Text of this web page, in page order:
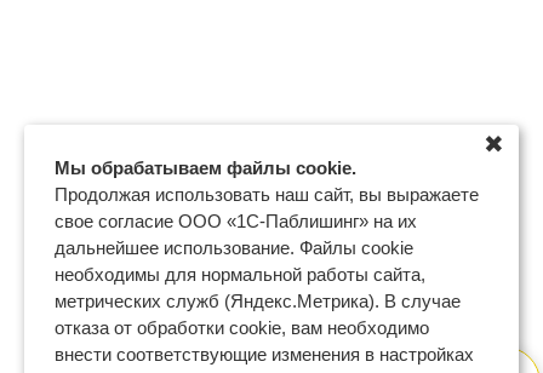
Мы обрабатываем файлы cookie.
Продолжая использовать наш сайт, вы выражаете
свое согласие ООО «1С-Паблишинг» на их
дальнейшее использование. Файлы cookie
необходимы для нормальной работы сайта,
метрических служб (Яндекс.Метрика). В случае
отказа от обработки cookie, вам необходимо
внести соответствующие изменения в настройках
✖